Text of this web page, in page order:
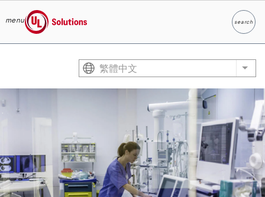
menu
UL Solutions
searchSearch
繁體中文 List